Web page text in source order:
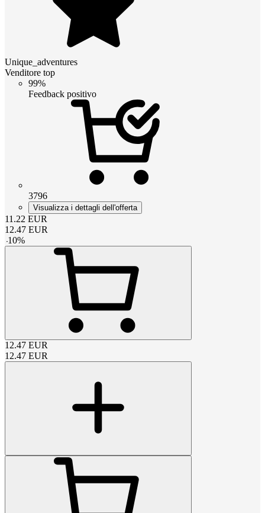
Unique_adventures
Venditore top
99%
Feedback positivo
3796
Visualizza i dettagli dell'offerta
11.22 EUR
12.47 EUR
-10%
12.47 EUR
12.47 EUR